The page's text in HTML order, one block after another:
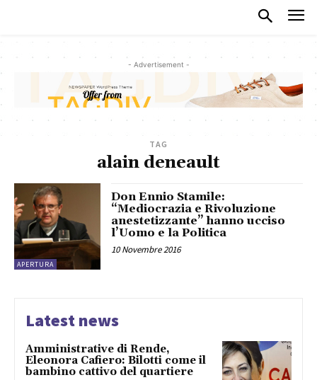
- Advertisement -
TAG
alain deneault
APERTURA
Don Ennio Stamile:
“Mediocrazia e Rivoluzione
anestetizzante” hanno ucciso
l’Uomo e la Politica
10 Novembre 2016
Latest news
Amministrative di Rende,
Eleonora Cafiero: Bilotti come il
bambino cattivo del quartiere